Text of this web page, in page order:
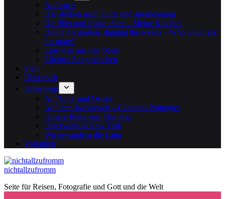
Aufbruch
Das streben nach glück und anerkennung
Die 50er und frühen 60er – Meine Kindheit
Doing the garden, digging the weeds – Who could ask
for more?
Episoden aus den 50ern
Erlebtes Zeitgeschehen
Start
Über mich
Unterwegs
An Nord- und Ostsee
Auf dem Jakobsweg – Caminho Portugues
Unsere Reise zum Nordkap
Unterwegs in New York
Wir erwandern die Lahn
Vorfahren
nichtallzufromm
Seite für Reisen, Fotografie und Gott und die Welt